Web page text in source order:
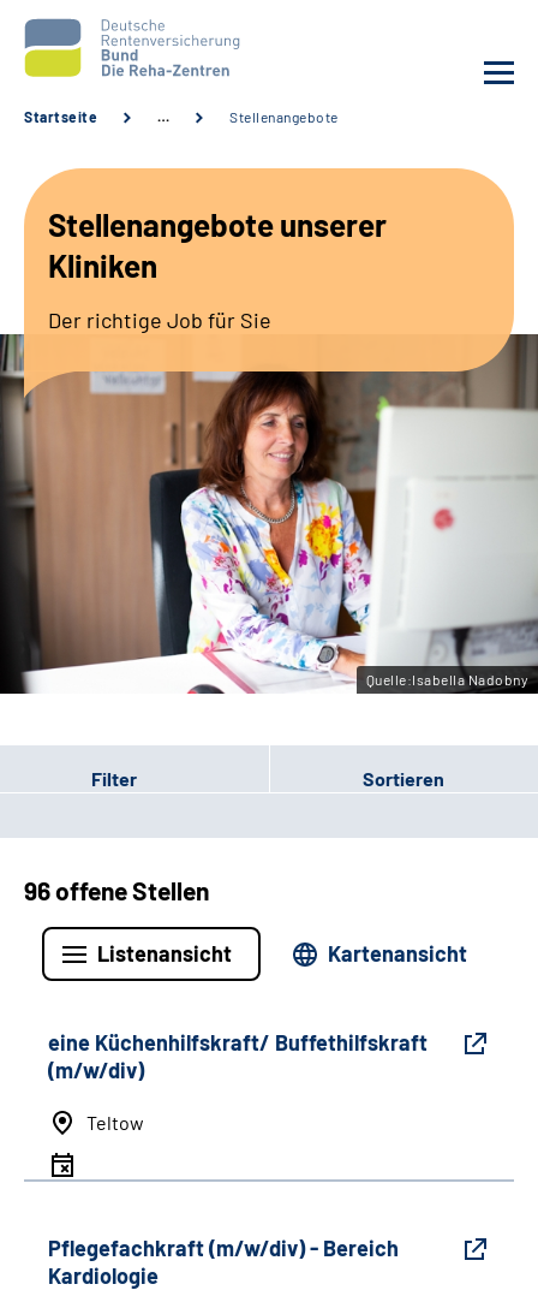
Unsere Kliniken
Sozialdienste & Zuweisende
Erweiterte Suche
Gebärdensprache
Leichte Sprache
Startseite … Stellenangebote
Stellenangebote unserer
Kliniken
Der richtige Job für Sie
Quelle:Isabella Nadobny
Filter Sortieren
96 offene Stellen
Listenansicht Kartenansicht
eine Küchenhilfskraft/ Buffethilfskraft
(m/w/div)
Teltow
Pflegefachkraft (m/w/div) - Bereich
Kardiologie